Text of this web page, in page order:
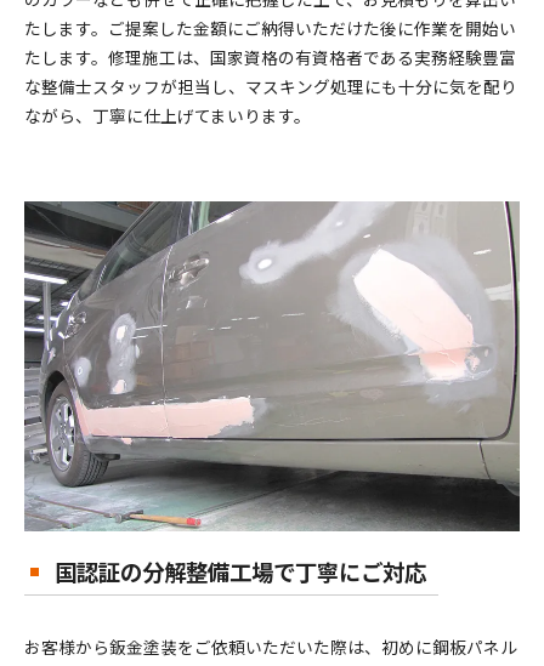
たします。ご提案した金額にご納得いただけた後に作業を開始い
たします。修理施工は、国家資格の有資格者である実務経験豊富
な整備士スタッフが担当し、マスキング処理にも十分に気を配り
ながら、丁寧に仕上げてまいります。
国認証の分解整備工場で丁寧にご対応
お客様から鈑金塗装をご依頼いただいた際は、初めに鋼板パネル